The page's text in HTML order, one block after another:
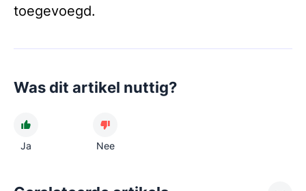
toegevoegd.
Was dit artikel nuttig?
Ja Nee